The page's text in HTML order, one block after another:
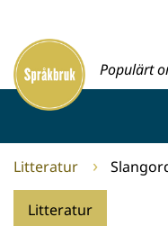
innehållet
Framsida
Populärt
Litteratur
Litteratur